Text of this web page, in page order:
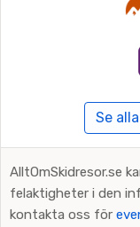
Se
AlltOmSkidresor.se
felaktigheter i den
kontakta oss för